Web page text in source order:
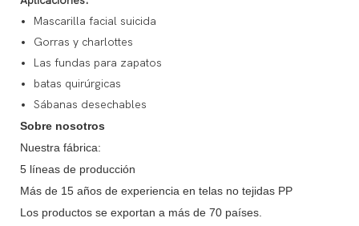
Mascarilla facial suicida
Gorras y charlottes
Las fundas para zapatos
batas quirúrgicas
Sábanas desechables
Sobre nosotros
Nuestra fábrica:
5 líneas de producción
Más de 15 años de experiencia en telas no tejidas PP
Los productos se exportan a más de 70 países.